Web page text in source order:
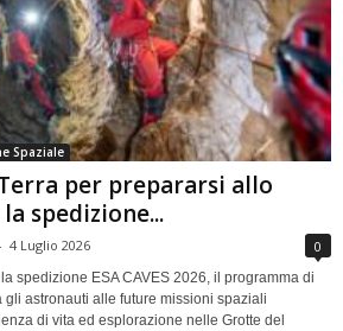
Spaziale
per prepararsi allo
spedizione...
4 Luglio 2026 0
spedizione ESA CAVES 2026, il programma di
astronauti alle future missioni spaziali
di vita ed esplorazione nelle Grotte del